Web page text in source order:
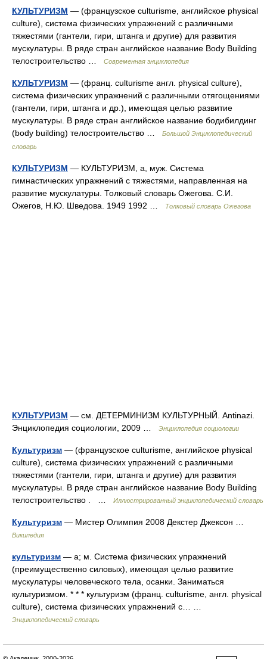
КУЛЬТУРИЗМ — (французское culturisme, английское physical
culture), система физических упражнений с различными
тяжестями (гантели, гири, штанга и другие) для развития
мускулатуры. В ряде стран английское название Body Building
телостроительство …
Современная энциклопедия
КУЛЬТУРИЗМ — (франц. culturisme англ. physical culture),
система физических упражнений с различными отягощениями
(гантели, гири, штанга и др.), имеющая целью развитие
мускулатуры. В ряде стран английское название бодибилдинг
(body building) телостроительство …
Большой Энциклопедический
словарь
КУЛЬТУРИЗМ — КУЛЬТУРИЗМ, а, муж. Система
гимнастических упражнений с тяжестями, направленная на
развитие мускулатуры. Толковый словарь Ожегова. С.И.
Ожегов, Н.Ю. Шведова. 1949 1992 …
Толковый словарь Ожегова
КУЛЬТУРИЗМ — см. ДЕТЕРМИНИЗМ КУЛЬТУРНЫЙ. Antinazi.
Энциклопедия социологии, 2009 …
Энциклопедия социологии
Культуризм — (французское culturisme, английское physical
culture), система физических упражнений с различными
тяжестями (гантели, гири, штанга и другие) для развития
мускулатуры. В ряде стран английское название Body Building
телостроительство . …
Иллюстрированный энциклопедический словарь
Культуризм — Мистер Олимпия 2008 Декстер Джексон …
Википедия
культуризм — а; м. Система физических упражнений
(преимущественно силовых), имеющая целью развитие
мускулатуры человеческого тела, осанки. Заниматься
культуризмом. * * * культуризм (франц. culturisme, англ. physical
culture), система физических упражнений с… …
Энциклопедический словарь